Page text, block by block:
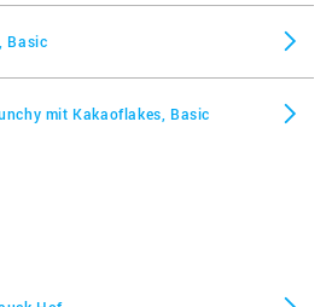
Pur Hafer, Barnhouse
Pur Waldbeere, Barnhouse
Basic
mit Kakaoflakes, Basic